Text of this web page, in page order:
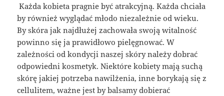
Każda kobieta pragnie być atrakcyjną. Każda chciała
by również wyglądać młodo niezależnie od wieku.
By skóra jak najdłużej zachowała swoją witalność
powinno się ja prawidłowo pielęgnować. W
zależności od kondycji naszej skóry należy dobrać
odpowiedni kosmetyk. Niektóre kobiety mają suchą
skórę jakiej potrzeba nawilżenia, inne borykają się z
cellulitem, ważne jest by balsamy dobierać